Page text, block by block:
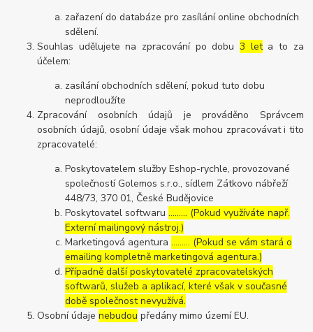
zařazení do databáze pro zasílání online obchodních
sdělení.
Souhlas udělujete na zpracování po dobu3 leta to za
účelem:
zasílání obchodních sdělení, pokud tuto dobu
neprodloužíte
Zpracování osobních údajů je prováděno Správcem
osobních údajů, osobní údaje však mohou zpracovávat i tito
zpracovatelé:
Poskytovatelem služby Eshop-rychle, provozované
společností Golemos s.r.o., sídlem Zátkovo nábřeží
448/73, 370 01, České Budějovice
Poskytovatel softwaru……… (Pokud využíváte např.
Externí mailingový nástroj.)
Marketingová agentura……… (Pokud se vám stará o
emailing kompletně marketingová agentura.)
Případně další poskytovatelé zpracovatelských
softwarů, služeb a aplikací, které však v současné
době společnost nevyužívá.
Osobní údajenebudou předány mimo území EU.